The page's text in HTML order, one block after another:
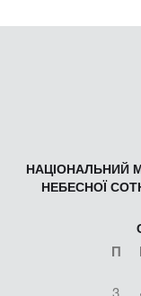
НАЦІОНАЛЬНИЙ
НЕБЕСНОЇ
П
3